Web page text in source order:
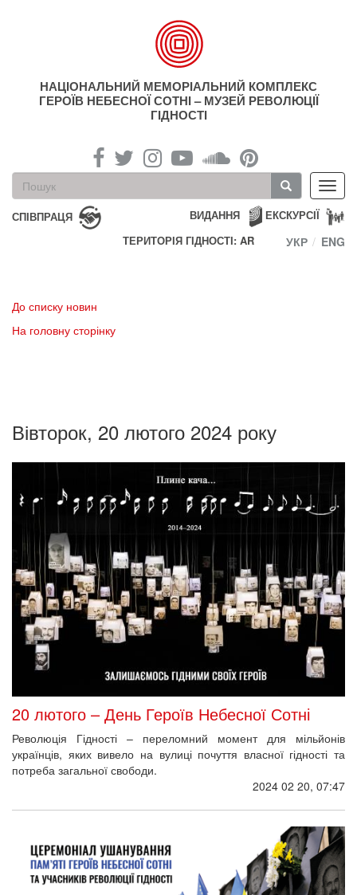
НАЦІОНАЛЬНИЙ МЕМОРІАЛЬНИЙ КОМПЛЕКС
ГЕРОЇВ НЕБЕСНОЇ СОТНІ – МУЗЕЙ РЕВОЛЮЦІЇ
ГІДНОСТІ
Пошукова
форма
Пошук
СПІВПРАЦЯ ЕКСКУРСІЇ
ВИДАННЯ
ТЕРИТОРІЯ ГІДНОСТІ: AR
УКР ENG
До списку новин
На головну сторінку
Вівторок, 20 лютого 2024 року
20 лютого – День Героїв Небесної Сотні
Революція Гідності – переломний момент для мільйонів
українців, яких вивело на вулиці почуття власної гідності та
потреба загальної свободи.
2024 02 20, 07:47